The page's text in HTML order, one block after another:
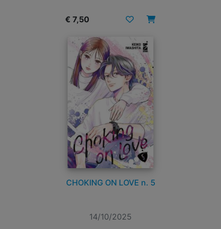
€ 7,50
CHOKING ON LOVE n. 5
14/10/2025